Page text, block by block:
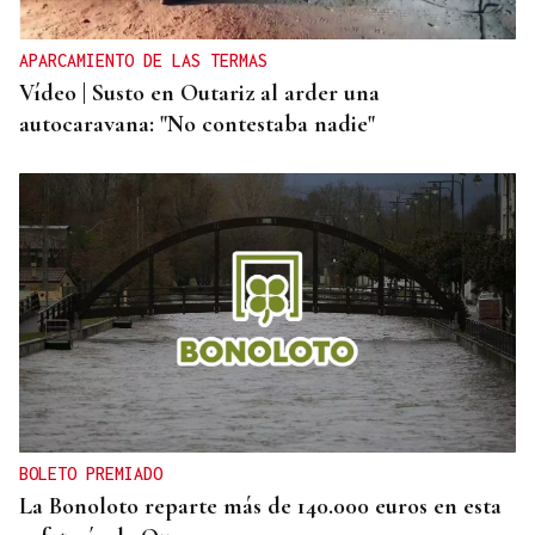
APARCAMIENTO DE LAS TERMAS
Vídeo | Susto en Outariz al arder una
autocaravana: "No contestaba nadie"
BOLETO PREMIADO
La Bonoloto reparte más de 140.000 euros en esta